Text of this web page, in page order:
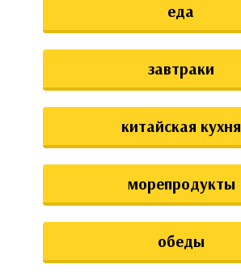
еда
завтраки
китайская кухня
морепродукты
обеды